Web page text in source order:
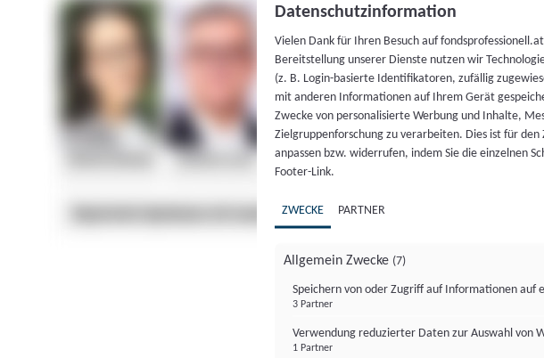
Datenschutzinformation
Vielen Dank für Ihren Besuch auf
Bereitstellung unserer Dienste nutzen wir
(z. B. Login-basierte Identifikatoren, zufällig
mit anderen Informationen auf Ihrem Gerät
Zwecke von personalisierte Werbung und Inhalte,
Zielgruppenforschung zu verarbeiten. Dies ist für
anpassen bzw. widerrufen, indem Sie die einzelnen
Footer-Link.
ZWECKE PARTNER
Allgemein Zwecke (7)
Speichern von oder Zugriff auf Informationen auf
3 Partner
Verwendung reduzierter Daten zur Auswahl von
1 Partner